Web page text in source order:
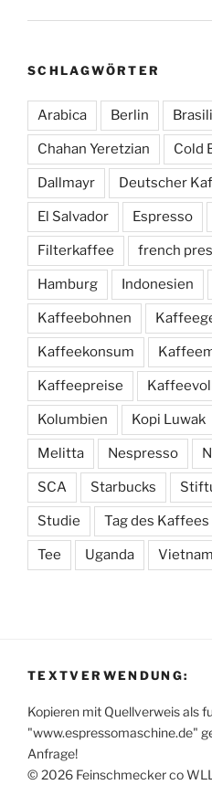
SCHLAGWÖRTER
Arabica Berlin
Chahan Yeretzian Cold
Dallmayr Deutscher
El Salvador Espresso
Filterkaffee french
Hamburg Indonesien
Kaffeebohnen
Kaffeekonsum
Kaffeepreise
Kolumbien Kopi Luwak
Melitta Nespresso
SCA Starbucks
Studie Tag des Kaffees
Tee Uganda Vietnam
TEXTVERWENDUNG:
Kopieren mit Quellverweis als
"www.espressomaschine.de"
Anfrage!
© 2026 Feinschmecker co